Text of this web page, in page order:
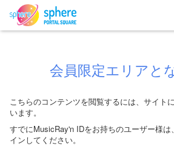
会員限定エリアと
こちらのコンテンツを閲覧するには、サイト
います。
すでにMusicRay'n IDをお持ちのユーザー様
インしてください。